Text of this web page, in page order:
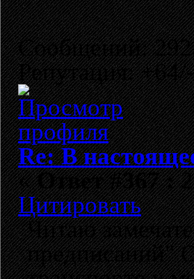
Сообщений:
Репутация:
Re: В
«Ответ #367 :
Цитировать
Читаю
предписаний"